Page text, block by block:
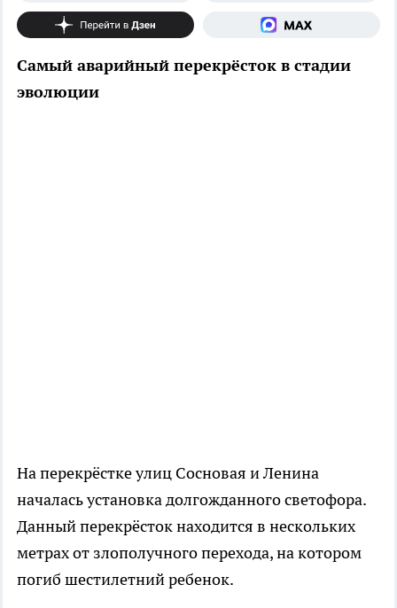
Самый аварийный перекрёсток в стадии
эволюции
На перекрёстке улиц Сосновая и Ленина
началась установка долгожданного светофора.
Данный перекрёсток находится в нескольких
метрах от злополучного перехода, на котором
погиб шестилетний ребенок.